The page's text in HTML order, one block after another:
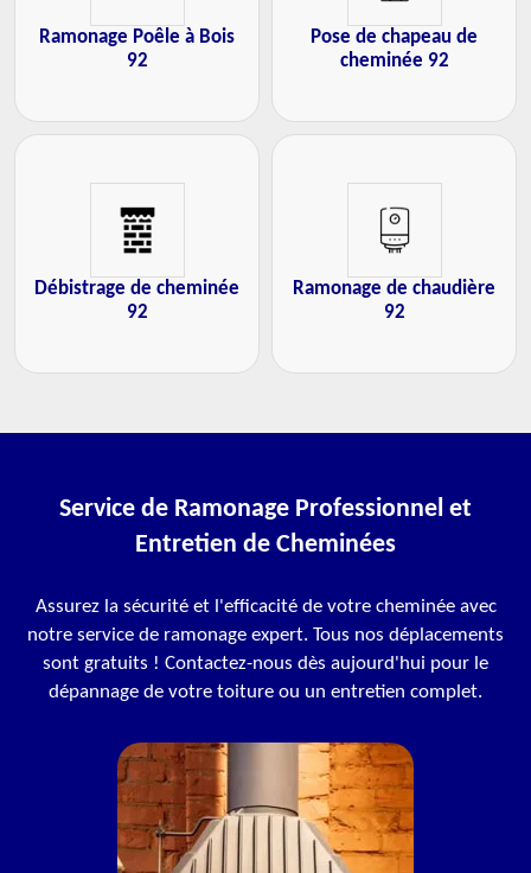
Ramonage Poêle à Bois
92
Pose de chapeau de
cheminée 92
Débistrage de cheminée
92
Ramonage de chaudière
92
Service de Ramonage Professionnel et
Entretien de Cheminées
Assurez la sécurité et l'efficacité de votre cheminée avec
notre service de ramonage expert. Tous nos déplacements
sont gratuits ! Contactez-nous dès aujourd'hui pour le
dépannage de votre toiture ou un entretien complet.